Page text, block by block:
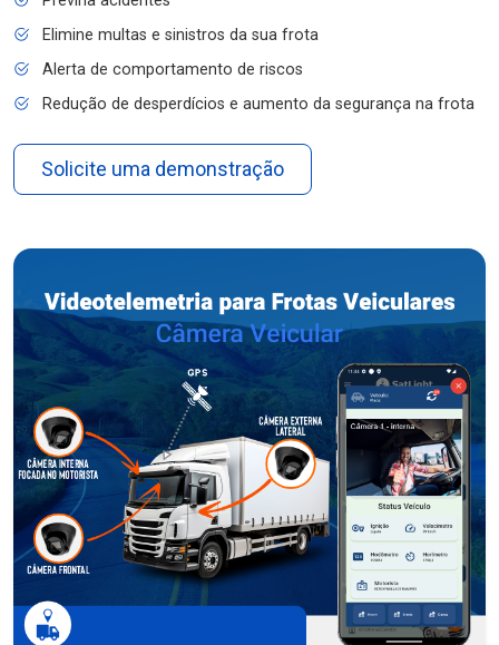
Elimine multas e sinistros da sua frota
Alerta de comportamento de riscos
Redução de desperdícios e aumento da segurança na frota
Solicite uma demonstração